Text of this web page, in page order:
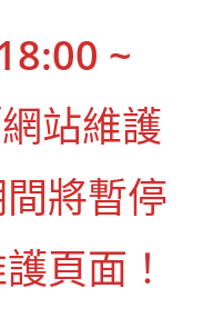
~
站維護
將暫停
頁面！